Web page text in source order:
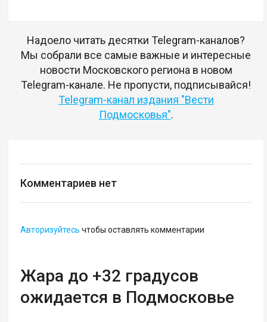
Надоело читать десятки Telegram-каналов?
Мы собрали все самые важные и интересные
новости Московского региона в новом
Telegram-канале. Не пропусти, подписывайся!
Telegram-канал издания "Вести
Подмосковья".
Комментариев нет
Авторизуйтесь чтобы оставлять комментарии
Жара до +32 градусов
ожидается в Подмосковье